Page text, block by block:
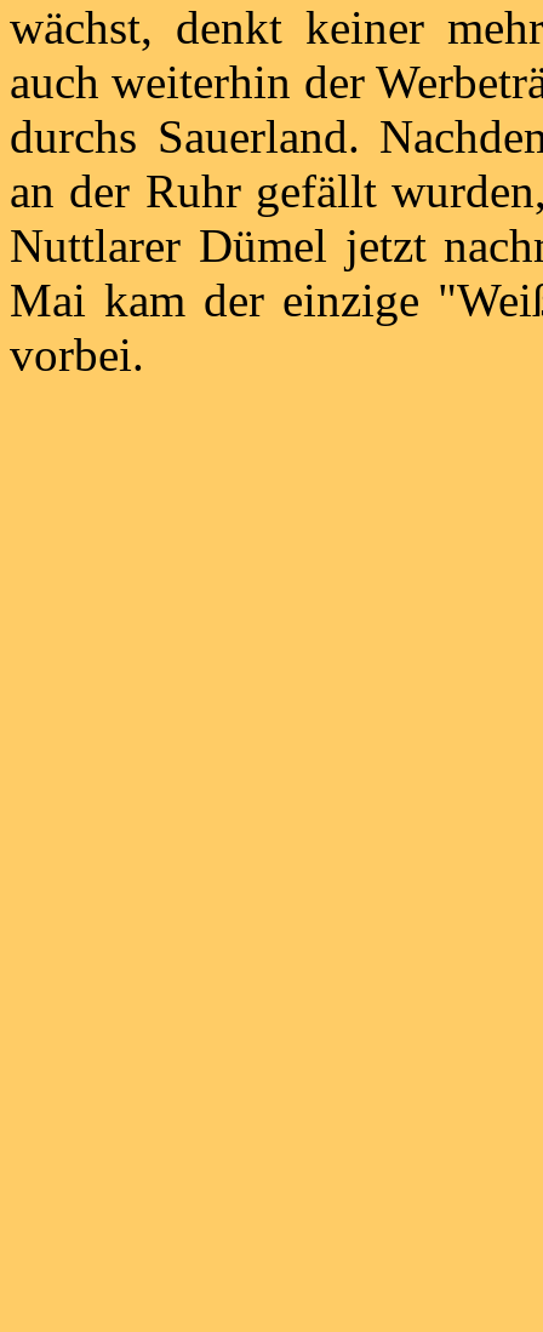
wächst, denkt keiner
auch weiterhin der
durchs Sauerland.
an der Ruhr gefällt
Nuttlarer Dümel jetzt
Mai kam der einzige
vorbei.